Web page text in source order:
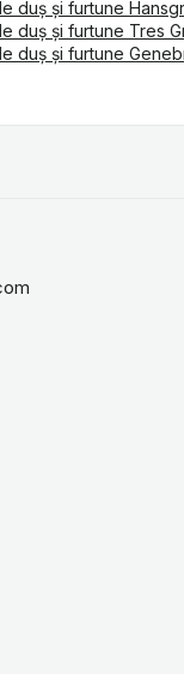
duș și furtune
duș și furtune Tres
duș și furtune